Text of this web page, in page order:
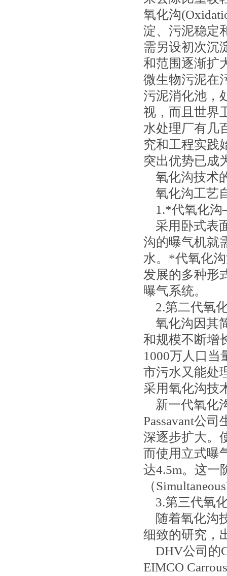
氧化沟
淀、污泥稳定
需另设初次沉
和范围逐渐扩
微生物污泥在
污泥消化池，
视，而且世界
水处理厂有几
究和工程实践
突出优势已成
氧化沟技术
氧化沟工艺
1.*代氧化沟
采用卧式表
沟的曝气机就
水。*代氧化
发展的多种形
曝气系统。
2.第二代氧
氧化沟因其
和规模不断增
1000万人口当
市污水又能处
采用氧化沟技
新一代氧化
Passavant公
深逐步扩大。
而使用立式曝
达4.5m。这一
（
3.第三代氧
随着氧化沟
细致的研究，
DHV公司的
EIMCO